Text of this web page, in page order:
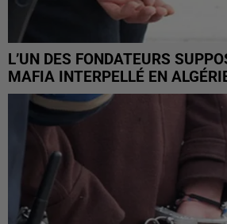
L’UN DES FONDATEURS
MAFIA INTERPELLÉ EN